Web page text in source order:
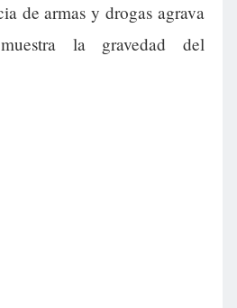
de armas y drogas agrava
la gravedad del